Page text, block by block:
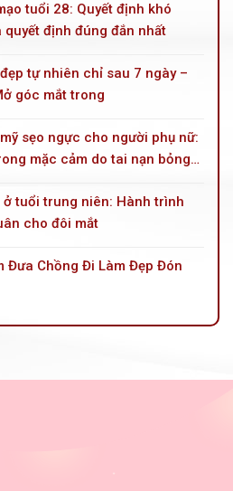
tuổi 28: Quyết định khó
quyết định đúng đắn nhất
tự nhiên chỉ sau 7 ngày –
góc mắt trong
sẹo ngực cho người phụ nữ:
mặc cảm do tai nạn bỏng
ở tuổi trung niên: Hành trình
cho đôi mắt
Đưa Chồng Đi Làm Đẹp Đón